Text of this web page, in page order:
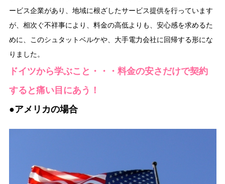
ービス企業があり、地域に根ざしたサービス提供を行っています
が、相次ぐ不祥事により、料金の高低よりも、安心感を求めるた
めに、このシュタットベルケや、大手電力会社に回帰する形にな
りました。
ドイツから学ぶこと・・・料金の安さだけで契約
すると痛い目にあう！
●アメリカの場合